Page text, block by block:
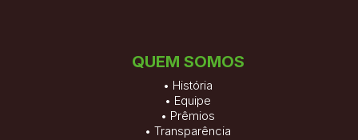
QUEM SOMOS
• História
• Equipe
• Prêmios
•Transparência